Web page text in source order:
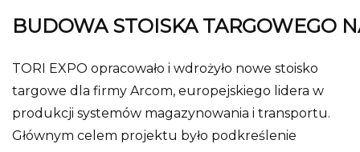
BUDOWA STOISKA TARGOWEGO
TORI EXPO opracowało i wdrożyło nowe stoisko
targowe dla firmy Arcom, europejskiego lidera w
produkcji systemów magazynowania i transportu.
Głównym celem projektu było podkreślenie